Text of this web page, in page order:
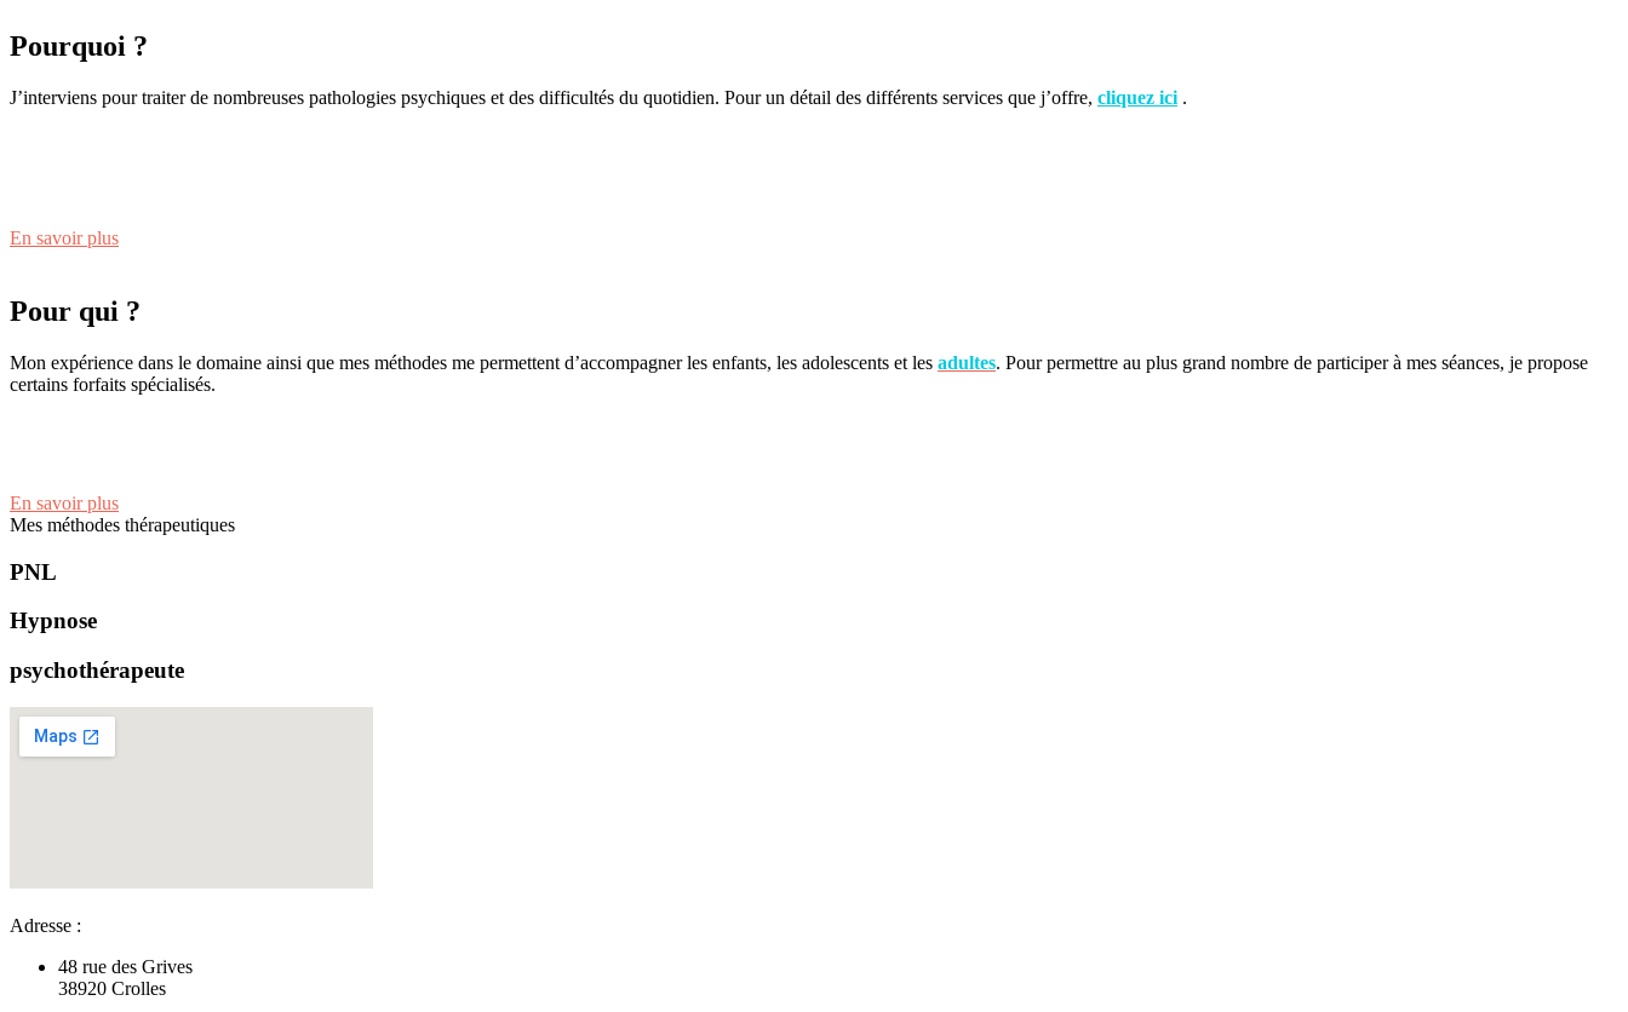
Pourquoi ?
J’interviens pour traiter de nombreuses pathologies psychiques et des difficultés du quotidien. Pour un détail des différents services que j’offre, cliquez ici .
En savoir plus
Pour qui ?
Mon expérience dans le domaine ainsi que mes méthodes me permettent d’accompagner les enfants, les adolescents et les adultes. Pour permettre au plus grand nombre de participer à mes séances, je propose
certains forfaits spécialisés.
En savoir plus
Mes méthodes thérapeutiques
PNL
Hypnose
psychothérapeute
Adresse :
48 rue des Grives
38920 Crolles